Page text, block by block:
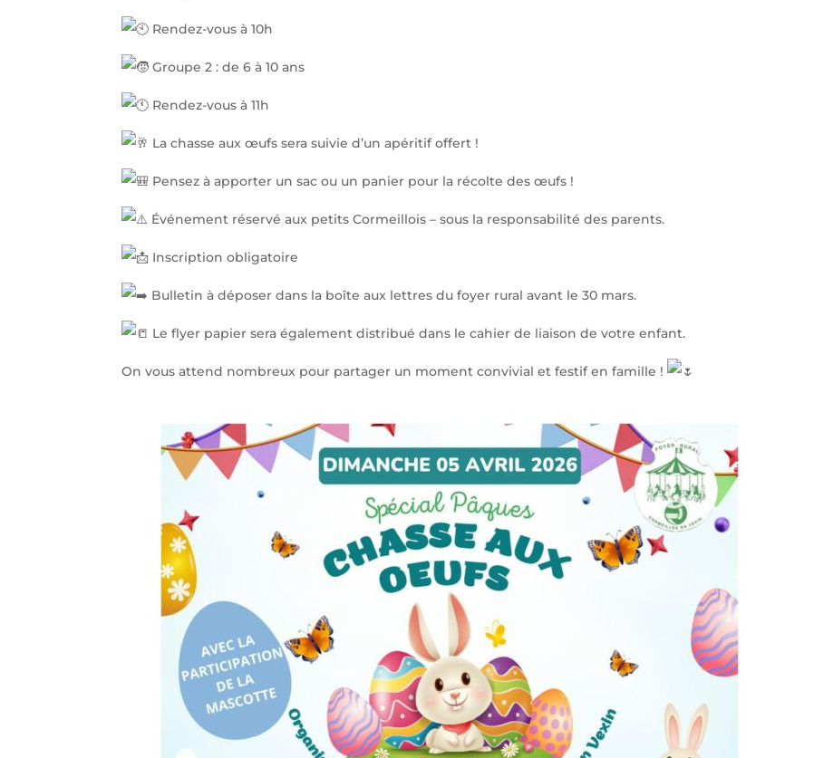
Rendez-vous à 10h
Groupe 2 : de 6 à 10 ans
Rendez-vous à 11h
La chasse aux œufs sera suivie d’un apéritif offert !
Pensez à apporter un sac ou un panier pour la récolte des œufs !
Événement réservé aux petits Cormeillois – sous la responsabilité des parents.
Inscription obligatoire
Bulletin à déposer dans la boîte aux lettres du foyer rural avant le 30 mars.
Le flyer papier sera également distribué dans le cahier de liaison de votre enfant.
On vous attend nombreux pour partager un moment convivial et festif en famille !